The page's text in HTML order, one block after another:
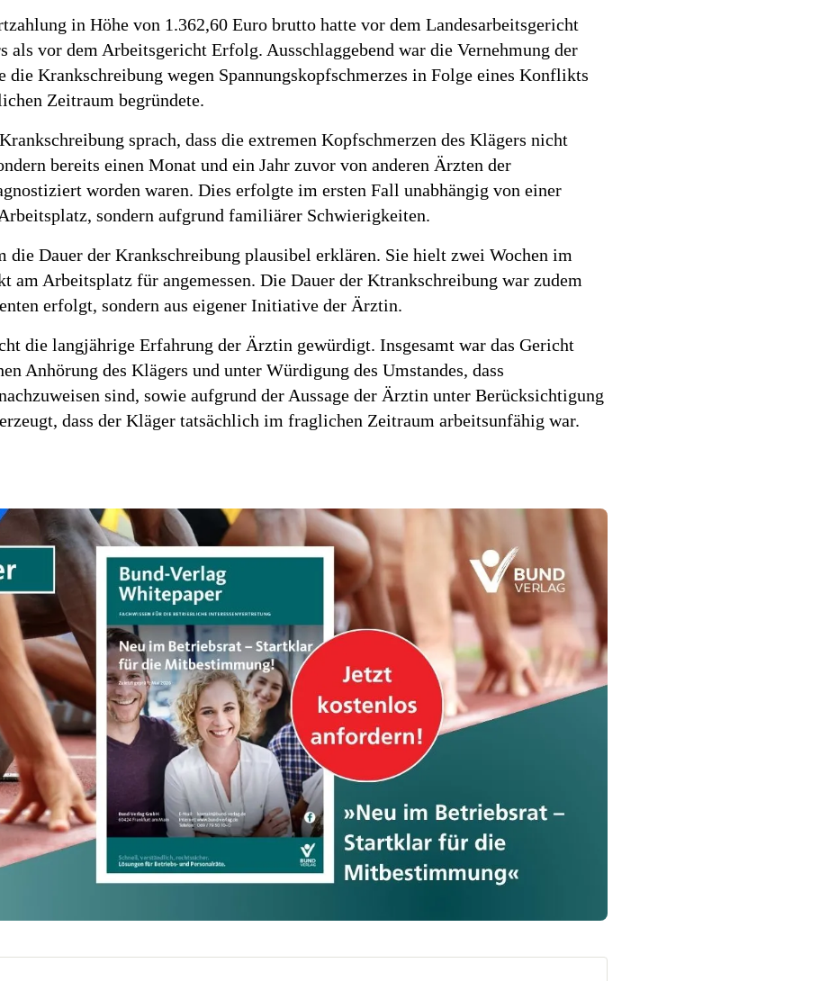
in Höhe von 1.362,60 Euro brutto hatte vor dem Landesarbeitsgericht
als vor dem Arbeitsgericht Erfolg. Ausschlaggebend war die Vernehmung der
die Krankschreibung wegen Spannungskopfschmerzes in Folge eines Konflikts
Zeitraum begründete.
sprach, dass die extremen Kopfschmerzen des Klägers nicht
bereits einen Monat und ein Jahr zuvor von anderen Ärzten der
worden waren. Dies erfolgte im ersten Fall unabhängig von einer
sondern aufgrund familiärer Schwierigkeiten.
die Dauer der Krankschreibung plausibel erklären. Sie hielt zwei Wochen im
Arbeitsplatz für angemessen. Die Dauer der Ktrankschreibung war zudem
erfolgt, sondern aus eigener Initiative der Ärztin.
die langjährige Erfahrung der Ärztin gewürdigt. Insgesamt war das Gericht
Anhörung des Klägers und unter Würdigung des Umstandes, dass
sind, sowie aufgrund der Aussage der Ärztin unter Berücksichtigung
dass der Kläger tatsächlich im fraglichen Zeitraum arbeitsunfähig war.